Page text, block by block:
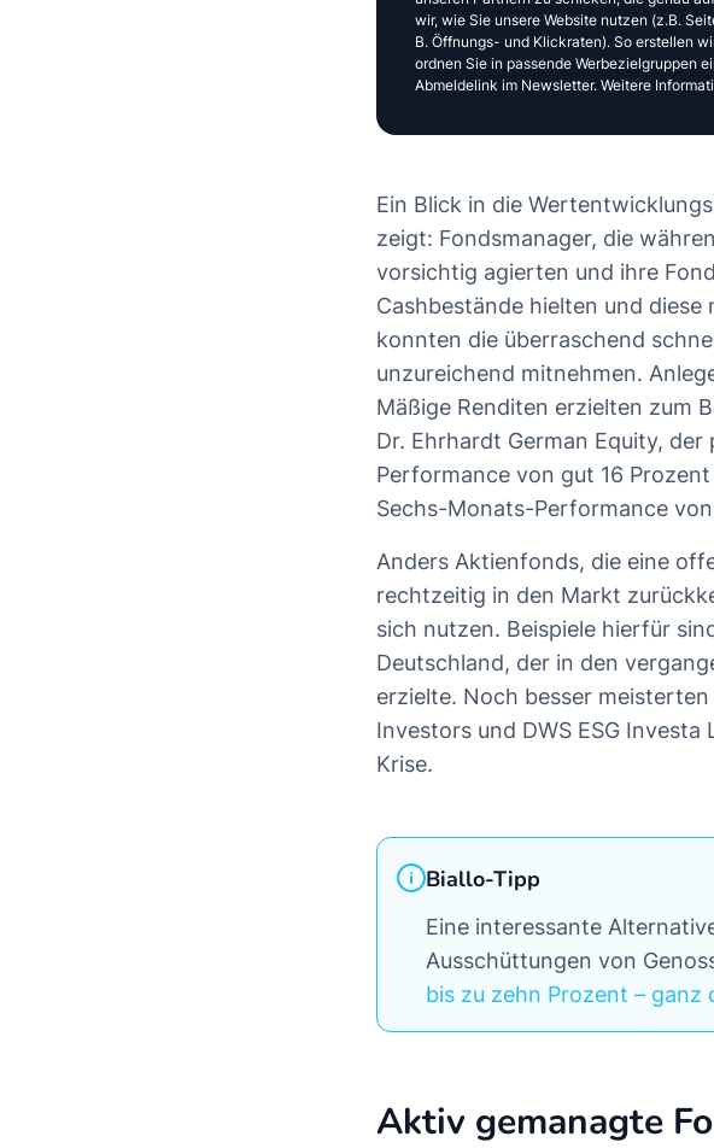
wir, wie Sie unsere Website nutzen (z.B.
B. Öffnungs- und Klickraten). So erstellen
ordnen Sie in passende Werbezielgruppen
Abmeldelink im Newsletter. Weitere
Ein Blick in die
zeigt: Fondsmanager, die
vorsichtig agierten und ihre
Cashbestände hielten und
konnten die überraschend
unzureichend mitnehmen.
Mäßige Renditen erzielten zum
Dr. Ehrhardt German Equity,
Performance von gut 16
Sechs-Monats-Performance
Anders Aktienfonds, die eine
rechtzeitig in den Markt
sich nutzen. Beispiele hierfür
Deutschland, der in den
erzielte. Noch besser
Investors und DWS ESG
Krise.
Biallo-Tipp
Eine interessante
Ausschüttungen von
bis zu zehn Prozent – ganz
Aktiv gemanagte